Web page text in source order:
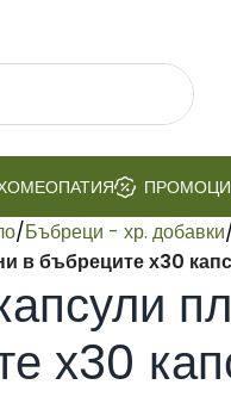
/Бъбреци - хр. добавки
в бъбреците х30
х30